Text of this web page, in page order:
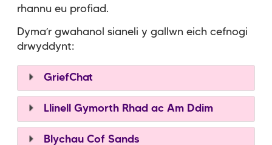
rhannu eu profiad.
Dyma’r gwahanol sianeli y gallwn eich cefnogi
drwyddynt:
GriefChat
Llinell Gymorth Rhad ac Am Ddim
Blychau Cof Sands